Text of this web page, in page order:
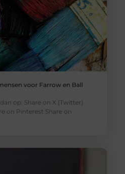
voor Farrow en Ball
op: Share on X (Twitter)
on Pinterest Share on